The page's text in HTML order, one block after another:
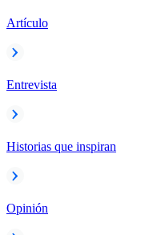
Artículo
Entrevista
Historias que inspiran
Opinión